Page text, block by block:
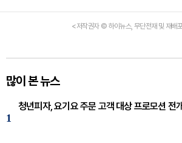
<저작권자 © 하이뉴스, 무단전재 및 재배
많이 본 뉴스
1
청년피자, 요기요 주문 고객 대상 프로모션 전개